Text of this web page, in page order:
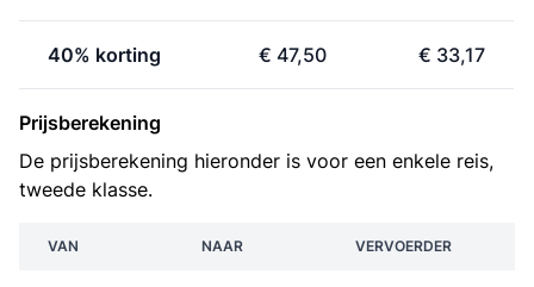
40% korting € 47,50 € 33,17
Prijsberekening
De prijsberekening hieronder is voor een enkele reis,
tweede klasse.
VAN NAAR VERVOERDER